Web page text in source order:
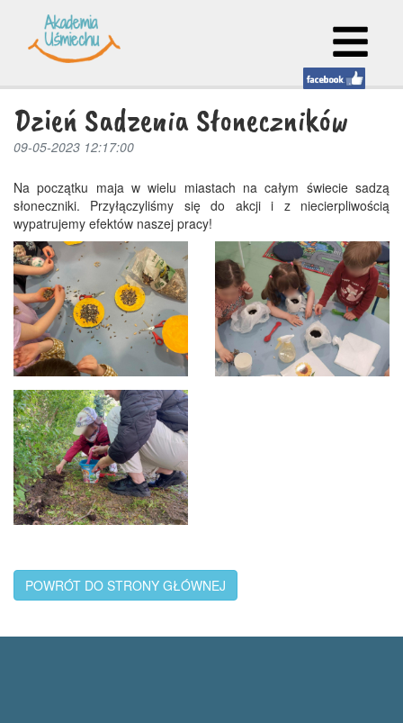
Dzień Sadzenia Słoneczników
09-05-2023 12:17:00
Na początku maja w wielu miastach na całym świecie sadzą
słoneczniki. Przyłączyliśmy się do akcji i z niecierpliwością
wypatrujemy efektów naszej pracy!
POWRÓT DO STRONY GŁÓWNEJ